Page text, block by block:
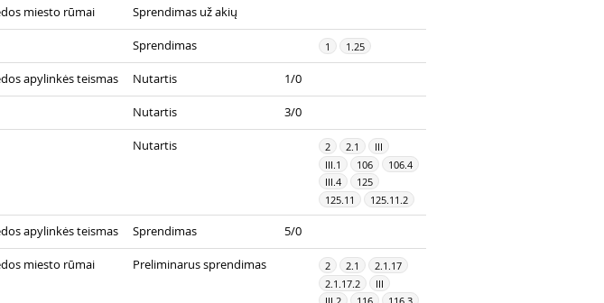
miesto rūmai Sprendimas už akių
Sprendimas 1 1.25
apylinkės teismas Nutartis 1/0
Nutartis 3/0
Nutartis 2 2.1
III
III.1
106
106.4
III.4
125
125.11
125.11.2
apylinkės teismas Sprendimas 5/0
miesto rūmai Preliminarus sprendimas 2 2.1
2.1.17
2.1.17.2
III